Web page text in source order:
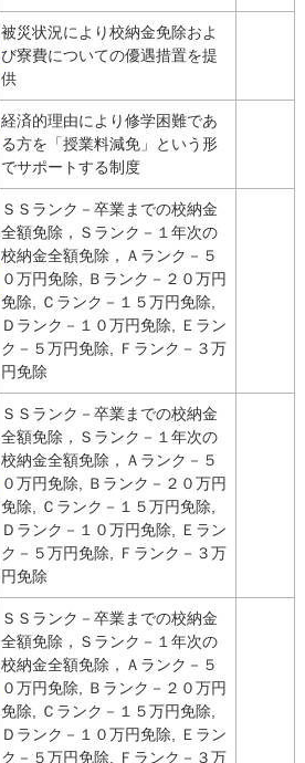
被災状況により校納金免除およ
び寮費についての優遇措置を提
供
経済的理由により修学困難であ
る方を「授業料減免」という形
でサポートする制度
ＳＳランク－卒業までの校納金
全額免除，Ｓランク－１年次の
校納金全額免除，Ａランク－５
０万円免除, Ｂランク－２０万円
免除, Ｃランク－１５万円免除,
Ｄランク－１０万円免除, Ｅラン
ク－５万円免除, Ｆランク－３万
円免除
ＳＳランク－卒業までの校納金
全額免除，Ｓランク－１年次の
校納金全額免除，Ａランク－５
０万円免除, Ｂランク－２０万円
免除, Ｃランク－１５万円免除,
Ｄランク－１０万円免除, Ｅラン
ク－５万円免除, Ｆランク－３万
円免除
ＳＳランク－卒業までの校納金
全額免除，Ｓランク－１年次の
校納金全額免除，Ａランク－５
０万円免除, Ｂランク－２０万円
免除, Ｃランク－１５万円免除,
Ｄランク－１０万円免除, Ｅラン
ク－５万円免除, Ｆランク－３万